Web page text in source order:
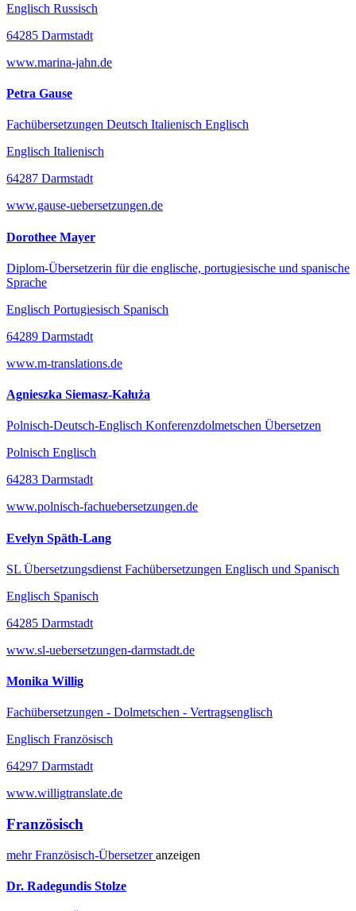
Englisch Russisch
64285 Darmstadt
www.marina-jahn.de
Petra Gause
Fachübersetzungen Deutsch Italienisch Englisch
Englisch Italienisch
64287 Darmstadt
www.gause-uebersetzungen.de
Dorothee Mayer
Diplom-Übersetzerin für die englische, portugiesische und spanische
Sprache
Englisch Portugiesisch Spanisch
64289 Darmstadt
www.m-translations.de
Agnieszka Siemasz-Kałuża
Polnisch-Deutsch-Englisch Konferenzdolmetschen Übersetzen
Polnisch Englisch
64283 Darmstadt
www.polnisch-fachuebersetzungen.de
Evelyn Späth-Lang
SL Übersetzungsdienst Fachübersetzungen Englisch und Spanisch
Englisch Spanisch
64285 Darmstadt
www.sl-uebersetzungen-darmstadt.de
Monika Willig
Fachübersetzungen - Dolmetschen - Vertragsenglisch
Englisch Französisch
64297 Darmstadt
www.willigtranslate.de
Französisch
mehrFranzösisch-Übersetzeranzeigen
Dr. Radegundis Stolze